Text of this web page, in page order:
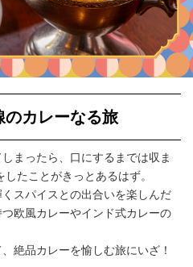
のカレーなる旅
まったら、口にするまでは収ま
たことがきっとあるはず。
スパイスとの出合いを楽しんだ
欧風カレーやインド式カレーの
絶品カレーを愉しむ旅にいざ！